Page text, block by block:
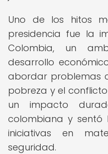
Uno de los hitos
presidencia fue la
Colombia, un
desarrollo
abordar problemas
pobreza y el
un impacto
colombiana y
iniciativas en
seguridad.